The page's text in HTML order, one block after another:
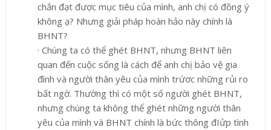
chắn đạt được mục tiêu của mình, anh chị có đồng ý
không ạ? Nhưng giải pháp hoàn hảo này chính là
BHNT?
· Chúng ta có thể ghét BHNT, nhưng BHNT liên
quan đến cuộc sống là cách để anh chị bảo vệ gia
đình và người thân yêu của mình trứơc những rủi ro
bất ngờ. Thường thì có một số người ghét BHNT,
nhưng chúng ta không thể ghét những người thân
yêu của mình và BHNT chính là bức thông đIửp tình